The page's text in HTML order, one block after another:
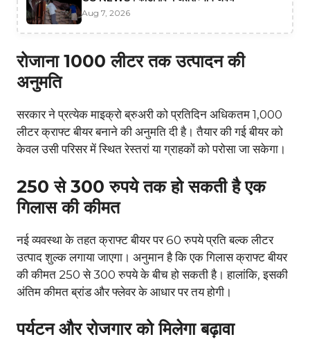
Aug 7, 2026
रोजाना 1000 लीटर तक उत्पादन की
अनुमति
सरकार ने प्रत्येक माइक्रो ब्रुअरी को प्रतिदिन अधिकतम 1,000
लीटर क्राफ्ट बीयर बनाने की अनुमति दी है। तैयार की गई बीयर को
केवल उसी परिसर में स्थित रेस्तरां या ग्राहकों को परोसा जा सकेगा।
250 से 300 रुपये तक हो सकती है एक
गिलास की कीमत
नई व्यवस्था के तहत क्राफ्ट बीयर पर 60 रुपये प्रति बल्क लीटर
उत्पाद शुल्क लगाया जाएगा। अनुमान है कि एक गिलास क्राफ्ट बीयर
की कीमत 250 से 300 रुपये के बीच हो सकती है। हालांकि, इसकी
अंतिम कीमत ब्रांड और फ्लेवर के आधार पर तय होगी।
पर्यटन और रोजगार को मिलेगा बढ़ावा